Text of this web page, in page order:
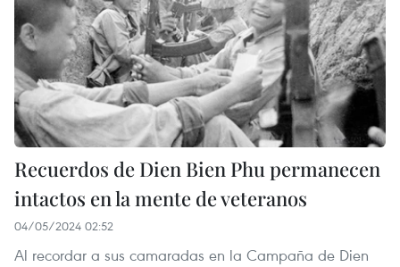
Recuerdos de Dien Bien Phu permanecen
intactos en la mente de veteranos
04/05/2024 02:52
Al recordar a sus camaradas en la Campaña de Dien